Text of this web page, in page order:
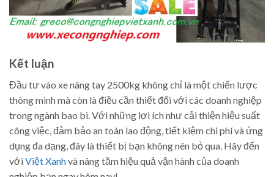
Kết luận
Đầu tư vào xe nâng tay 2500kg không chỉ là một chiến lược
thông minh mà còn là điều cần thiết đối với các doanh nghiệp
trong ngành bao bì. Với những lợi ích như cải thiện hiệu suất
công việc, đảm bảo an toàn lao động, tiết kiệm chi phí và ứng
dụng đa dạng, đây là thiết bị bạn không nên bỏ qua. Hãy đến
vớiViệt Xanhvà nâng tầm hiệu quả vận hành của doanh